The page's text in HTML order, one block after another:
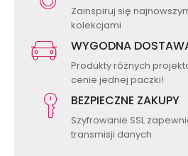
Zainspiruj się
kolekcjami
WYGODNA
Produkty różnych
cenie jednej paczki!
BEZPIECZNE ZAKUPY
Szyfrowanie SSL
transmisji danych